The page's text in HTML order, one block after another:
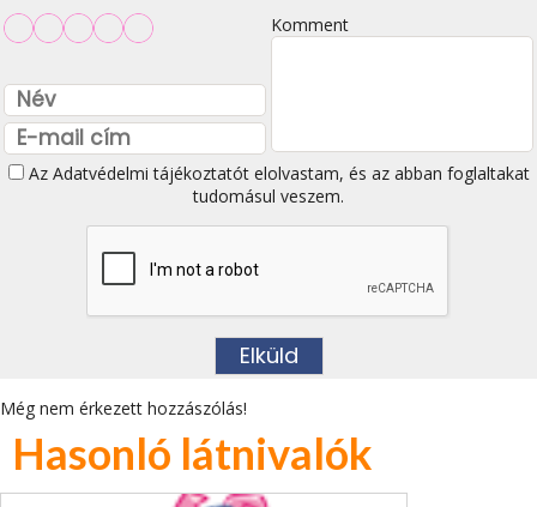
Komment
Az Adatvédelmi tájékoztatótelolvastam, és az abban foglaltakat
tudomásul veszem.
Még nem érkezett hozzászólás!
Hasonló látnivalók